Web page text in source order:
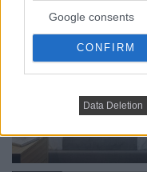
Google consents
CONFIRM
Data Deletion